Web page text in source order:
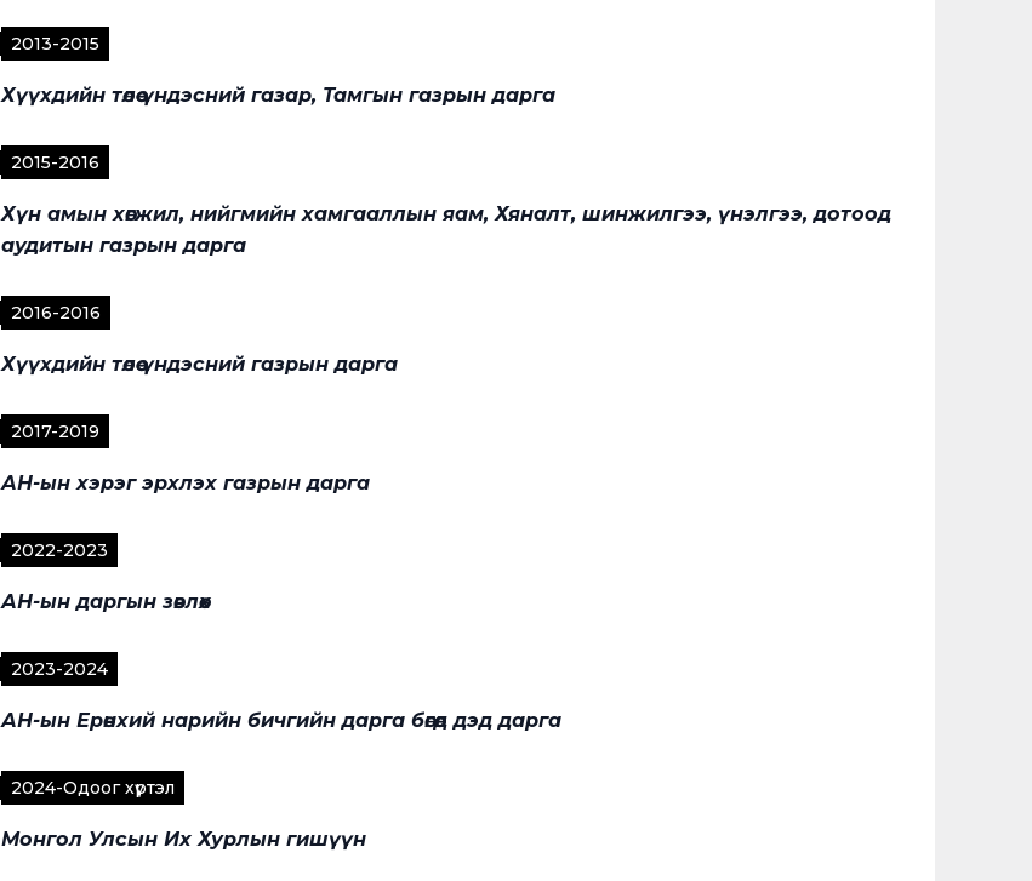
2013-2015
Хүүхдийн төлөө үндэсний газар, Тамгын газрын дарга
2015-2016
Хүн амын хөгжил, нийгмийн хамгааллын яам, Хяналт, шинжилгээ, үнэлгээ, дотоод
аудитын газрын дарга
2016-2016
Хүүхдийн төлөө үндэсний газрын дарга
2017-2019
АН-ын хэрэг эрхлэх газрын дарга
2022-2023
АН-ын даргын зөвлөх
2023-2024
АН-ын Ерөнхий нарийн бичгийн дарга бөгөөд дэд дарга
2024-Одоог хүртэл
Монгол Улсын Их Хурлын гишүүн